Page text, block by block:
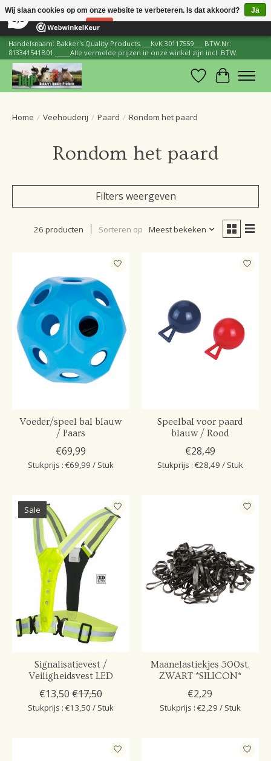
206 Reviews ×
Handelsnaam: Bakker's Quality Products.___KvK 30117559___ BTW.Nr:
813341541B01._____Alle vermelde prijzen in onze winkel zijn incl. BTW.
Verlanglijst
Home / Veehouderij / Paard / Rondom het paard
Rondom het paard
Filters weergeven
26 producten Sorteren op Meest bekeken
Voeder/speel bal blauw
/ Paars
€69,99
Stukprijs : €69,99 / Stuk
Speelbal voor paard
blauw / Rood
€28,49
Stukprijs : €28,49 / Stuk
Sale
Signalisatievest /
Veiligheidsvest LED
€13,50 €17,50
Stukprijs : €13,50 / Stuk
Maanelastiekjes 500st.
ZWART *SILICON*
€2,29
Stukprijs : €2,29 / Stuk
Wij slaan cookies op om onze website te verbeteren. Is dat akkoord?
Ja
Nee